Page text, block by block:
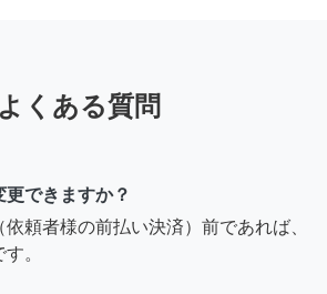
よくある質問
できますか？
頼者様の前払い決済）前であれば、
。